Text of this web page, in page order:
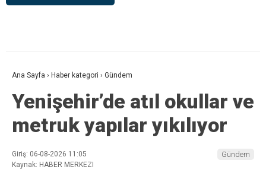
Ana Sayfa › Haber kategori › Gündem
Yenişehir’de atıl okullar ve
metruk yapılar yıkılıyor
Giriş: 06-08-2026 11:05
Kaynak: HABER MERKEZI
Gündem